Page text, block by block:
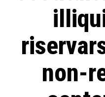
non-